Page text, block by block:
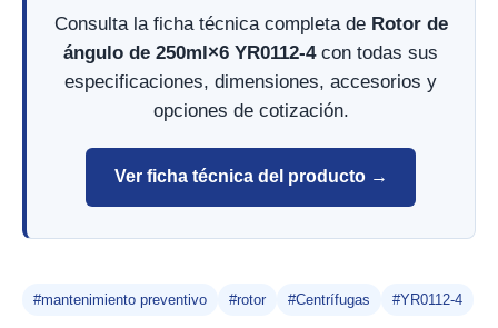
Consulta la ficha técnica completa de Rotor de
ángulo de 250ml×6 YR0112-4con todas sus
especificaciones, dimensiones, accesorios y
opciones de cotización.
Ver ficha técnica del producto →
#mantenimiento preventivo #rotor #Centrífugas #YR0112-4